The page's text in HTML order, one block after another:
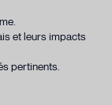
et leurs impacts
pertinents.